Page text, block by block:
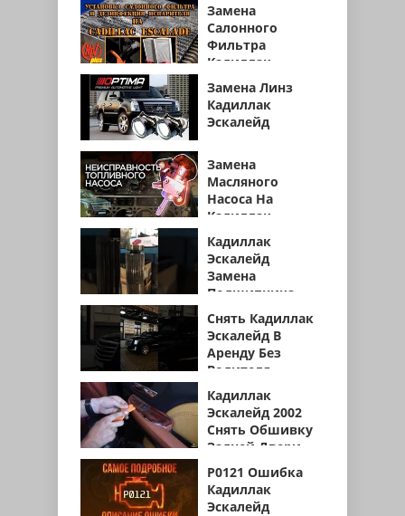
Замена
Салонного
Фильтра
Кадиллак
Замена Линз
Кадиллак
Эскалейд
Замена
Масляного
Насоса На
Кадиллак
Кадиллак
Эскалейд
Замена
Подшипника
Снять Кадиллак
Эскалейд В
Аренду Без
Водителя
Кадиллак
Эскалейд 2002
Снять Обшивку
Задней Двери
P0121 Ошибка
Кадиллак
Эскалейд